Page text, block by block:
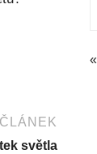
světla